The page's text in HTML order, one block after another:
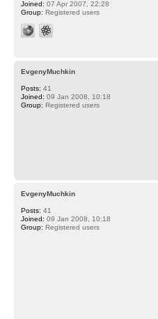
Joined: 07 Apr 2007, 22:28
Group: Registered users
EvgenyMuchkin
Posts: 41
Joined: 09 Jan 2008, 10:18
Group: Registered users
EvgenyMuchkin
Posts: 41
Joined: 09 Jan 2008, 10:18
Group: Registered users